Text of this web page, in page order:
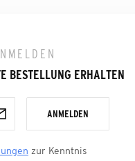
BESTELLUNG ERHALTEN
ANMELDEN
zur Kenntnis